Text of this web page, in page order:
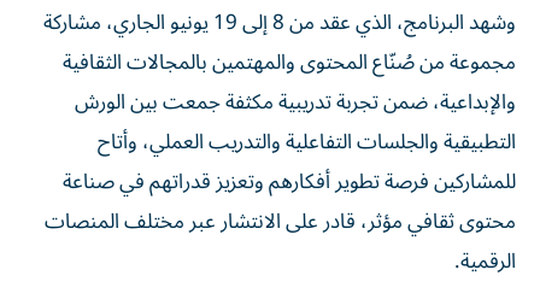
وشهد البرنامج، الذي عقد من 8 إلى 19 يونيو الجاري، مشاركة
مجموعة من صُنّاع المحتوى والمهتمين بالمجالات الثقافية
والإبداعية، ضمن تجربة تدريبية مكثفة جمعت بين الورش
التطبيقية والجلسات التفاعلية والتدريب العملي، وأتاح
للمشاركين فرصة تطوير أفكارهم وتعزيز قدراتهم في صناعة
محتوى ثقافي مؤثر، قادر على الانتشار عبر مختلف المنصات
الرقمية.